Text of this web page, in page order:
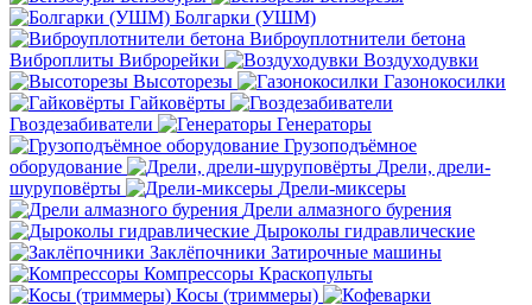
Болгарки (УШМ)
Виброуплотнители бетона
Виброплиты Виброрейки
Воздуходувки
Высоторезы
Газонокосилки
Гайковёрты
Гвоздезабиватели
Генераторы
Грузоподъёмное
оборудование
Дрели, дрели-
шуруповёрты
Дрели-миксеры
Дрели алмазного бурения
Дыроколы гидравлические
Заклёпочники Затирочные машины
Компрессоры Краскопульты
Косы (триммеры)